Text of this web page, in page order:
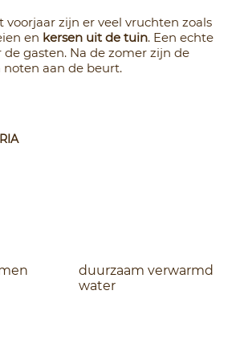
duurzaam verwarmd
water
zijn er veel vruchten zoals
en kersen uit de tuin. Een echte
gasten. Na de zomer zijn de
noten aan de beurt.